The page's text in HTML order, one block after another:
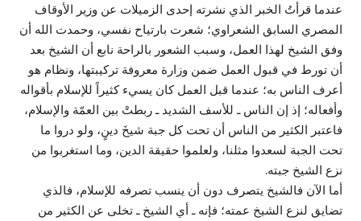
عندما قرأتُ الخبر الذي نشرته إحدى الزميلات عن وزير الأوقاف
المصري السابق الشعراوي؛ شعرت بارتياح نفسي، وحمدت الله أن
وفق الشيخ لهذا العمل، وسبب الشعور بالراحة نابع أن الشيخ بعد
أن تورط في قبول العمل ضمن وزارة معروفة تركيبتها، ونظام هو
أعرف الناس به؛ عندما قبل العمل كان يسيء كثيراً للإسلام بأقواله
وأفعاله؛ إذ إن الناس ـ للأسف الشديد ـ ربطتْ بين العمّة والإسلام،
فاعتبر الكثير من الناس أن تحت كل جبة شيخَ دينٍ، ولو دروا ما
تحت الجبة لسعدوا مثلنا، ولعلموا حقيقة الدين، وما استغربوا من
نزع الشيخ جبته.
أما الآن فالشيخ يتصرف دون أن ينسب تصرفه للإسلام، فالذي
تضايق لنزع الشيخ عمته؛ فإنه ـ أي الشيخ ـ تخلى عن الكثير من